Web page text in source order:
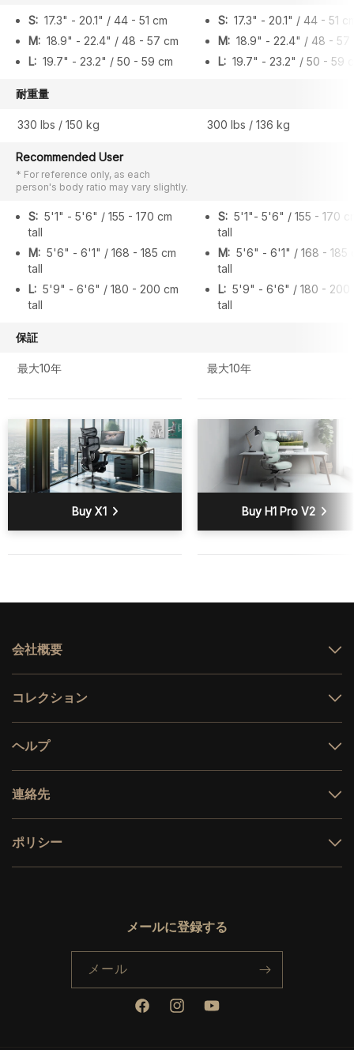
S: 17.3" - 20.1" / 44 - 51 cm
M: 18.9" - 22.4" / 48 - 57 cm
L: 19.7" - 23.2" / 50 - 59 cm
S: 17.3" - 20.1" / 44 - 51
M: 18.9" - 22.4" / 48 - 57
L: 19.7" - 23.2" / 50 - 59
耐重量
330 lbs / 150 kg 300 lbs / 136 kg
Recommended User
* For reference only, as each
person's body ratio may vary slightly.
S: 5'1" - 5'6" / 155 - 170 cm
tall
M: 5'6" - 6'1" / 168 - 185 cm
tall
L: 5'9" - 6'6" / 180 - 200 cm
tall
S: 5'1"- 5'6" / 155 - 170
tall
M: 5'6" - 6'1" / 168 - 185
tall
L: 5'9" - 6'6" / 180 - 200
tall
保証
最大10年 最大10年
Buy X1 Buy H1 Pro V2
会社概要
HINOMI について
テクノロジー
コレクション
オフィスチェア
Hinomiチェア比較対照表
ヘルプ
H2 Pro 組み立てガイド
H1 Pro V2 組み立てガイド
連絡先
お問い合わせ
広報・PRお問い合わせ
ポリシー
返品保証について
返品・返金について
メールに登録する
メール
FacebookInstagramYouTube